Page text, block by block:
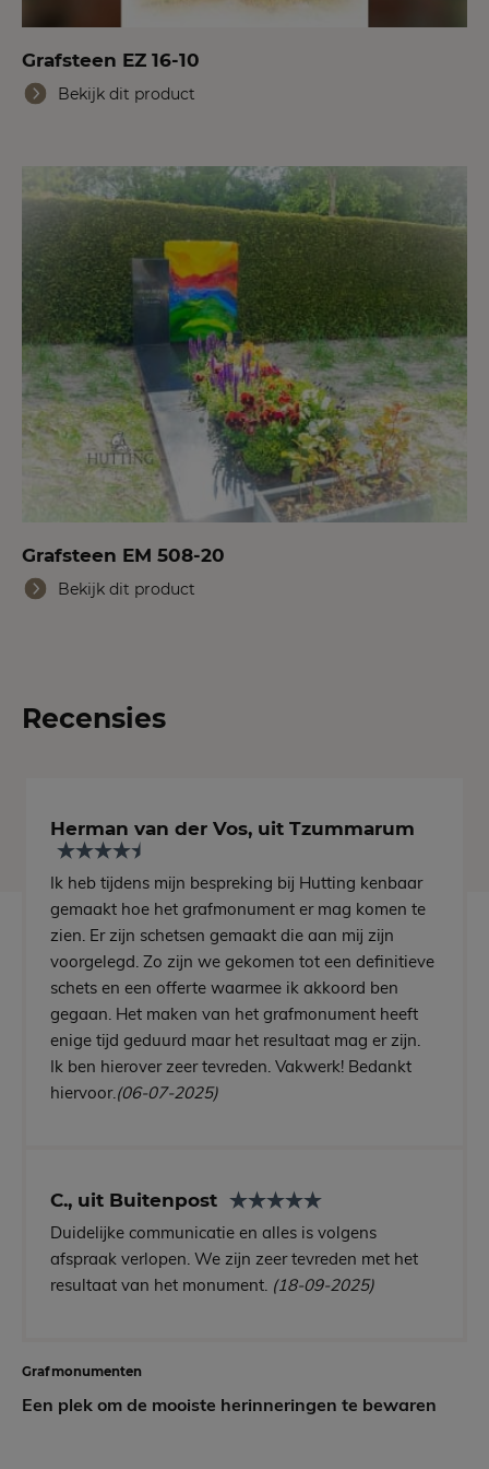
Grafsteen EZ 16-10
Bekijk dit product
Grafsteen EM 508-20
Bekijk dit product
Recensies
Herman van der Vos, uit Tzummarum
Ik heb tijdens mijn bespreking bij Hutting kenbaar
gemaakt hoe het grafmonument er mag komen te
zien. Er zijn schetsen gemaakt die aan mij zijn
voorgelegd. Zo zijn we gekomen tot een definitieve
schets en een offerte waarmee ik akkoord ben
gegaan. Het maken van het grafmonument heeft
enige tijd geduurd maar het resultaat mag er zijn.
Ik ben hierover zeer tevreden. Vakwerk! Bedankt
hiervoor.(06-07-2025)
C., uit Buitenpost
Duidelijke communicatie en alles is volgens
afspraak verlopen. We zijn zeer tevreden met het
resultaat van het monument. (18-09-2025)
Grafmonumenten
Een plek om de mooiste herinneringen te bewaren